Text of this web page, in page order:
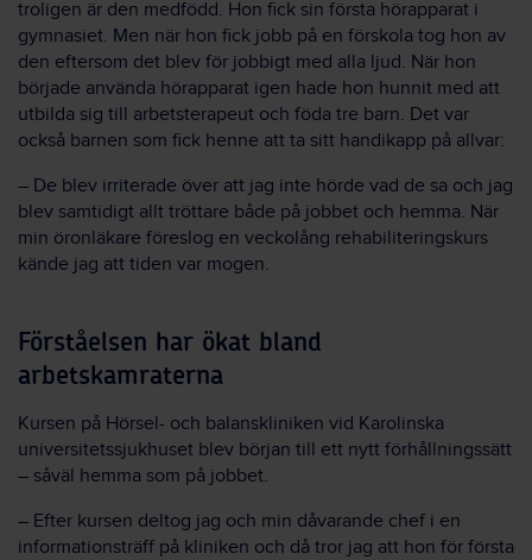
troligen är den medfödd. Hon fick sin första hörapparat i
gymnasiet. Men när hon fick jobb på en förskola tog hon av
den eftersom det blev för jobbigt med alla ljud. När hon
började använda hörapparat igen hade hon hunnit med att
utbilda sig till arbetsterapeut och föda tre barn. Det var
också barnen som fick henne att ta sitt handikapp på allvar:
– De blev irriterade över att jag inte hörde vad de sa och jag
blev samtidigt allt tröttare både på jobbet och hemma. När
min öronläkare föreslog en veckolång rehabiliteringskurs
kände jag att tiden var mogen.
Förståelsen har ökat bland
arbetskamraterna
Kursen på Hörsel- och balanskliniken vid Karolinska
universitetssjukhuset blev början till ett nytt förhållningssätt
– såväl hemma som på jobbet.
– Efter kursen deltog jag och min dåvarande chef i en
informationsträff på kliniken och då tror jag att hon för första